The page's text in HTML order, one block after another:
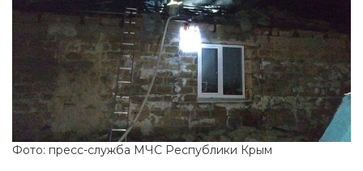
Фото: пресс-служба МЧС Республики Крым